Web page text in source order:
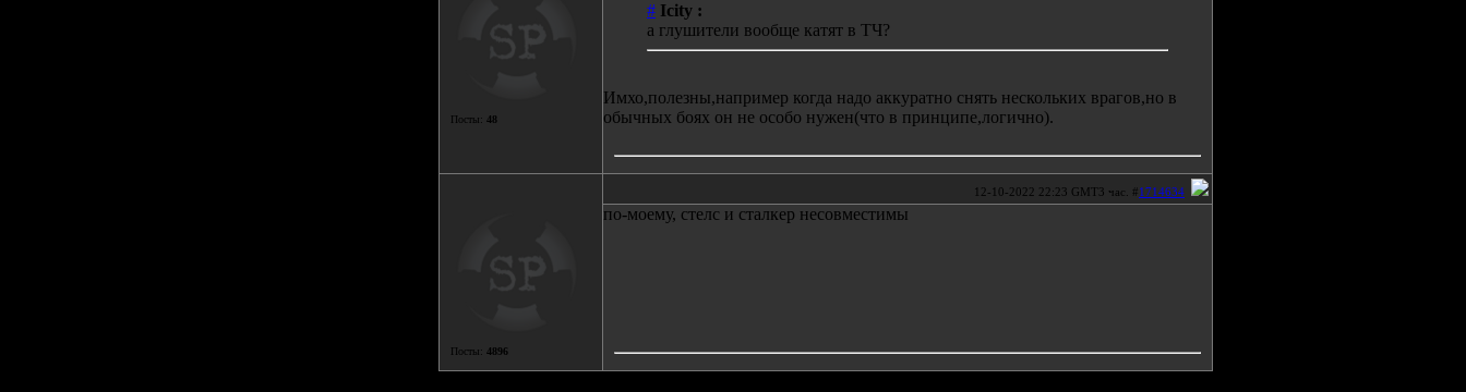
Посты: 48
# Icity :
а глушители вообще катят в ТЧ?
Имхо,полезны,например когда надо аккуратно снять нескольких врагов,но в
обычных боях он не особо нужен(что в принципе,логично).
Посты: 4896
12-10-2022 22:23 GMT3 час. #1714634
по-моему, стелс и сталкер несовместимы